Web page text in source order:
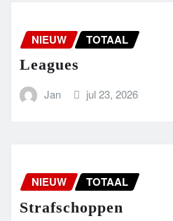
NIEUW TOTAAL
Leagues
Jan jul 23, 2026
NIEUW TOTAAL
Strafschoppen